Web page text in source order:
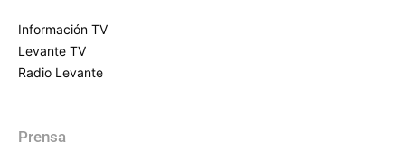
Información TV
Levante TV
Radio Levante
Prensa